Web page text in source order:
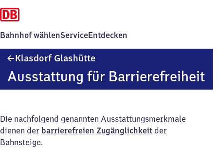
Bahnhof wählenServiceEntdecken
Klasdorf Glashütte
Ausstattung für Barrierefreiheit
Die nachfolgend genannten Ausstattungsmerkmale
dienen der barrierefreien Zugänglichkeit der
Bahnsteige.